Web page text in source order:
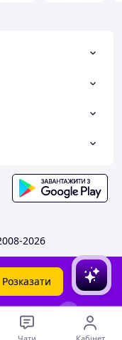
2026
Розказати